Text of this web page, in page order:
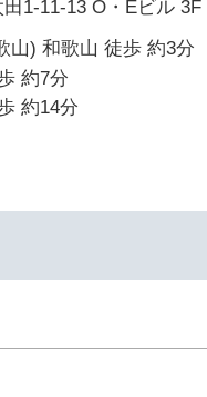
1-11-13 O・Eビル 3F
山) 和歌山 徒歩 約3分
約7分
約14分